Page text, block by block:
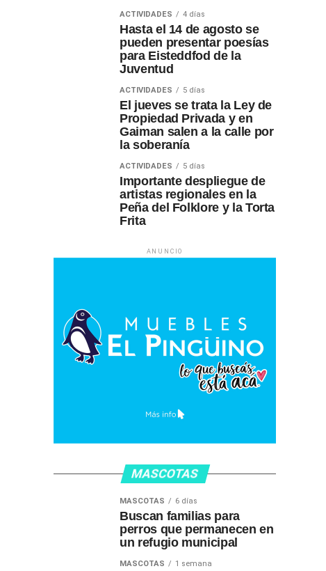
ACTIVIDADES 4 días
Hasta el 14 de agosto se
pueden presentar poesías
para Eisteddfod de la
Juventud
ACTIVIDADES 5 días
El jueves se trata la Ley de
Propiedad Privada y en
Gaiman salen a la calle por
la soberanía
ACTIVIDADES 5 días
Importante despliegue de
artistas regionales en la
Peña del Folklore y la Torta
Frita
ANUNCIO
MASCOTAS
MASCOTAS 6 días
Buscan familias para
perros que permanecen en
un refugio municipal
MASCOTAS 1 semana